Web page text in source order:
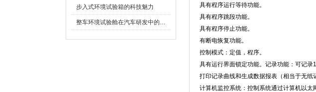
步入式环境试验箱的科技魅力
整车环境试验舱在汽车研发中的作用
具有程序运行等待功能。
具有程序跳段功能。
具有程序停止功能。
有断电恢复功能。
控制模式：定值，程序。
具有运行界面锁定功能。记录功能：可
打印记录曲线和生成数据报表（相当于无纸
计算机监控系统：控制系统通过计算机以太网